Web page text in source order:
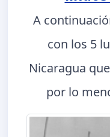
A
con los 5
Nicaragua
por lo